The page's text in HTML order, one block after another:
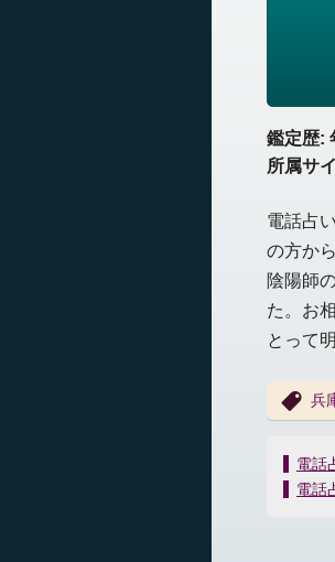
鑑定歴:
所属サ
電話占
の方か
陰陽師
た。お
とって
兵
投
稿
電話
電話